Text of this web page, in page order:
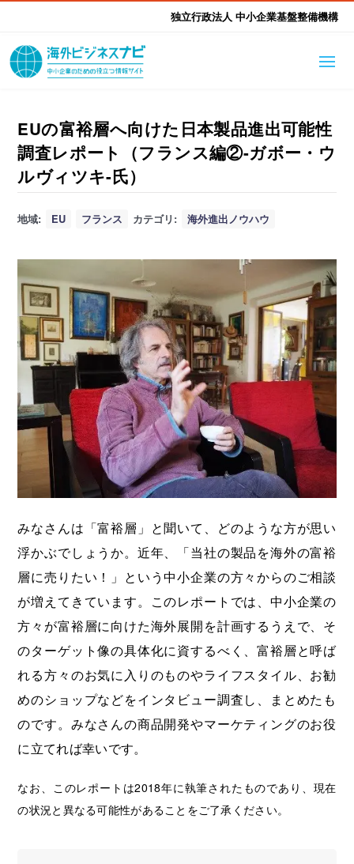
独立行政法人 中小企業基盤整備機構
海外ビジネスナビとは
はじめて海外
海外展開そもそも講座
海外出展 海外展示会ハン
ドブック
EUガイドブック
ふかぼり海外
海外進出ノウハウ 現地レポート
進出・支援事例 調査レポート
アドバイザーリスト
北海道本部
東北本部 中部本部
北陸本部 近畿本部
中国本部 四国本部
九州本部 沖縄事務所
支援メニュー
海外展開アドバイス支援 支援機関相談
海外展開支援メニュー 関係機関のリンク集
EUの富裕層へ向けた日本製品進出可能性
調査レポート（フランス編②-ガボー・ウ
ルヴィツキ-氏）
地域: EU フランス カテゴリ: 海外進出ノウハウ
みなさんは「富裕層」と聞いて、どのような方が思い
浮かぶでしょうか。近年、「当社の製品を海外の富裕
層に売りたい！」という中小企業の方々からのご相談
が増えてきています。このレポートでは、中小企業の
方々が富裕層に向けた海外展開を計画するうえで、そ
のターゲット像の具体化に資するべく、富裕層と呼ば
れる方々のお気に入りのものやライフスタイル、お勧
めのショップなどをインタビュー調査し、まとめたも
のです。みなさんの商品開発やマーケティングのお役
に立てれば幸いです。
なお、このレポートは2018年に執筆されたものであり、現在
の状況と異なる可能性があることをご了承ください。